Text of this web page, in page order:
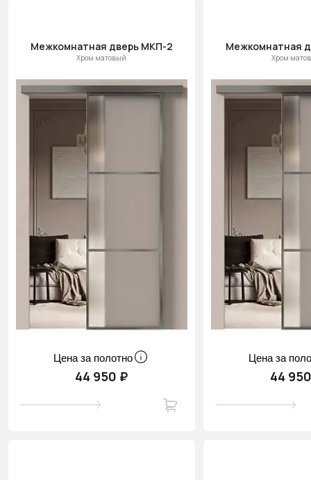
Межкомнатная дверь МКП-2
Хром матовый
Цена за полотно
44 950 ₽
Межкомнатная
Хром
Цена за
44